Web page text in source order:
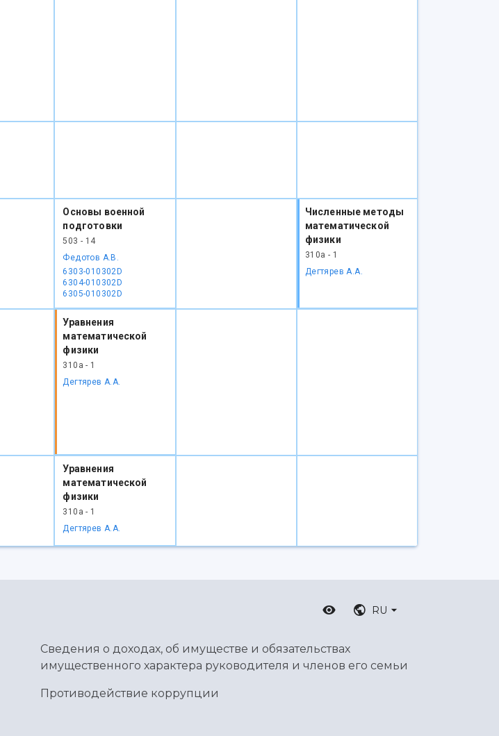
Основы военной
подготовки
503 - 14
Федотов А.В.
6303-010302D
6304-010302D
6305-010302D
Численные методы
математической
физики
310а - 1
Дегтярев А.А.
Уравнения
математической
физики
310а - 1
Дегтярев А.А.
Уравнения
математической
физики
310а - 1
Дегтярев А.А.
RU
Сведения о доходах, об имуществе и обязательствах
имущественного характера руководителя и членов его семьи
Противодействие коррупции